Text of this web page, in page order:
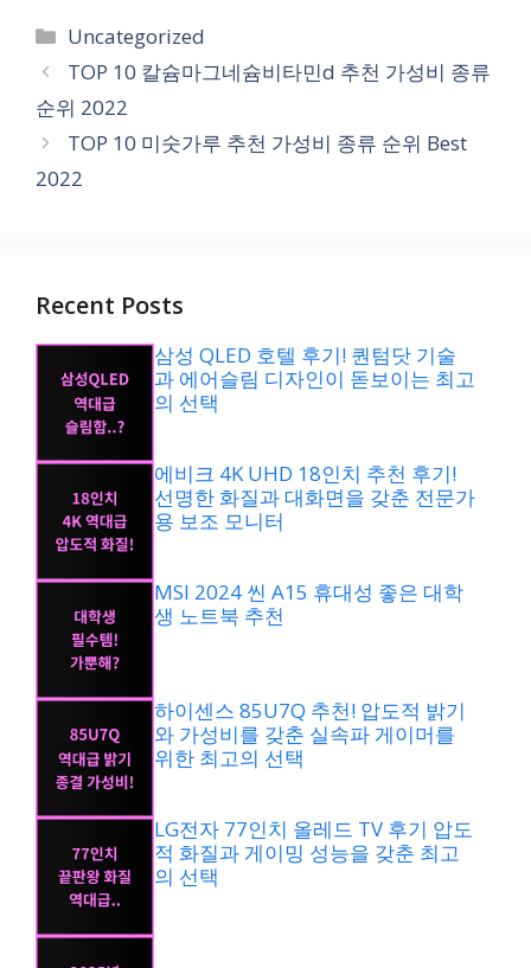
카
테
리
Uncategorized
TOP 10 칼슘마그네슘비타민d 추천 가성비 종류
순위 2022
TOP 10 미숫가루 추천 가성비 종류 순위 Best
2022
Recent Posts
삼성 QLED 호텔 후기! 퀀텀닷 기술
과 에어슬림 디자인이 돋보이는 최고
의 선택
에비크 4K UHD 18인치 추천 후기!
선명한 화질과 대화면을 갖춘 전문가
용 보조 모니터
MSI 2024 씬 A15 휴대성 좋은 대학
생 노트북 추천
하이센스 85U7Q 추천! 압도적 밝기
와 가성비를 갖춘 실속파 게이머를
위한 최고의 선택
LG전자 77인치 올레드 TV 후기 압도
적 화질과 게이밍 성능을 갖춘 최고
의 선택